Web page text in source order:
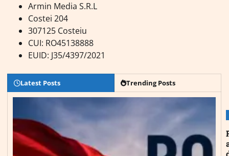
Armin Media S.R.L
Costei 204
307125 Costeiu
CUI: RO45138888
EUID: J35/4397/2021
Latest Posts Trending Posts